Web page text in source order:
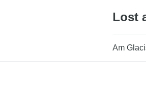
Lost
Am